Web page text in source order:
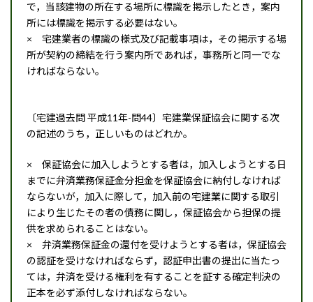
で，当該建物の所在する場所に標識を掲示したとき，案内
所には標識を掲示する必要はない。
× 宅建業者の標識の様式及び記載事項は，その掲示する場
所が契約の締結を行う案内所であれば，事務所と同一でな
ければならない。
〔宅建過去問 平成11年-問44〕宅建業保証協会に関する次
の記述のうち，正しいものはどれか。
× 保証協会に加入しようとする者は，加入しようとする日
までに弁済業務保証金分担金を保証協会に納付しなければ
ならないが，加入に際して，加入前の宅建業に関する取引
により生じたその者の債務に関し，保証協会から担保の提
供を求められることはない。
× 弁済業務保証金の還付を受けようとする者は，保証協会
の認証を受けなければならず，認証申出書の提出に当たっ
ては，弁済を受ける権利を有することを証する確定判決の
正本を必ず添付しなければならない。